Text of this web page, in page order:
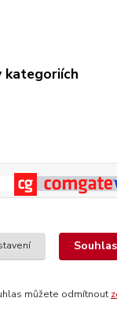
kategoriích
můžete odmítnout